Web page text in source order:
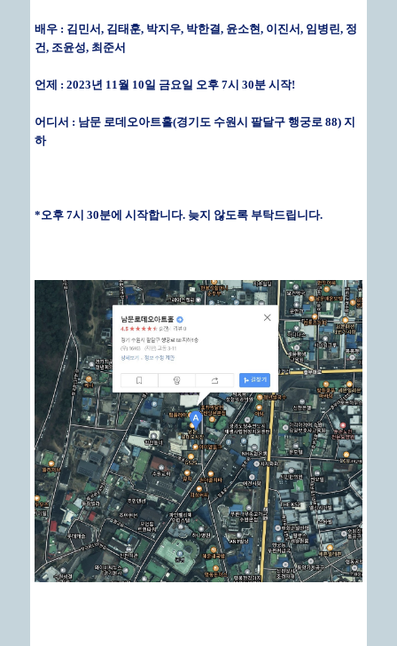
배우 : 김민서, 김태훈, 박지우, 박한결, 윤소현, 이진서, 임병린, 정
건, 조윤성, 최준서
언제 : 2023년 11월 10일 금요일 오후 7시 30분 시작!
어디서 : 남문 로데오아트홀(경기도 수원시 팔달구 행궁로 88) 지
하
*오후 7시 30분에 시작합니다. 늦지 않도록 부탁드립니다.